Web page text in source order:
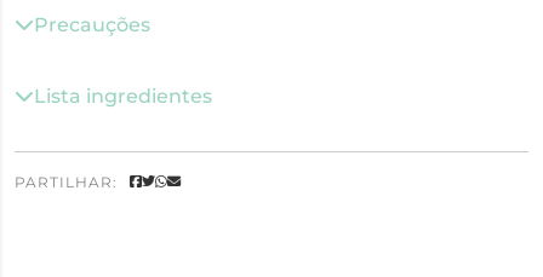
Precauções
Lista ingredientes
PARTILHAR: